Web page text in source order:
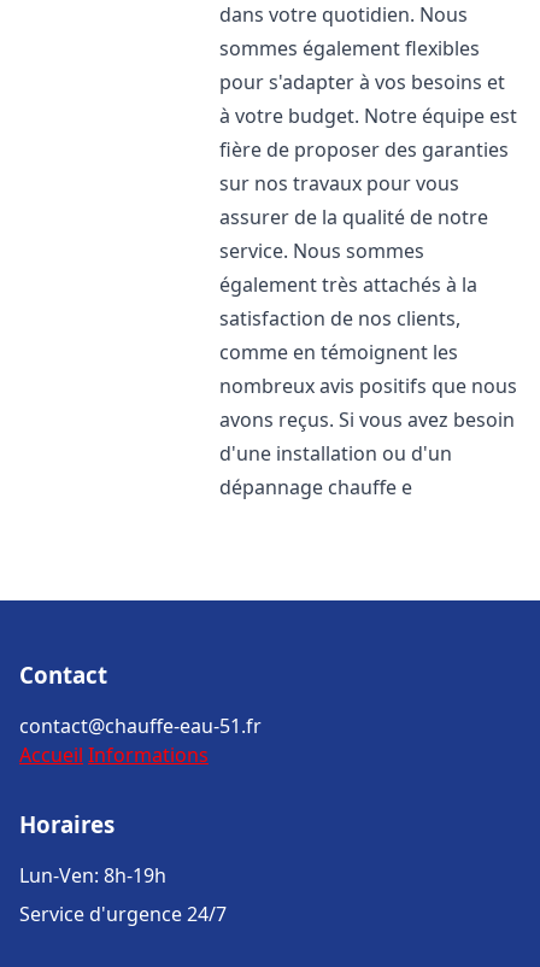
dans votre quotidien. Nous
sommes également flexibles
pour s'adapter à vos besoins et
à votre budget. Notre équipe est
fière de proposer des garanties
sur nos travaux pour vous
assurer de la qualité de notre
service. Nous sommes
également très attachés à la
satisfaction de nos clients,
comme en témoignent les
nombreux avis positifs que nous
avons reçus. Si vous avez besoin
d'une installation ou d'un
dépannage chauffe e
Contact
contact@chauffe-eau-51.fr
Accueil Informations
Horaires
Lun-Ven: 8h-19h
Service d'urgence 24/7